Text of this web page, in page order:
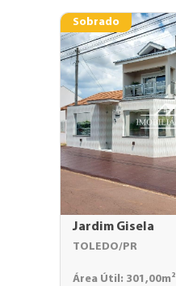
Sobrado
Jardim Gisela
TOLEDO/PR
Área Útil: 301,00m²